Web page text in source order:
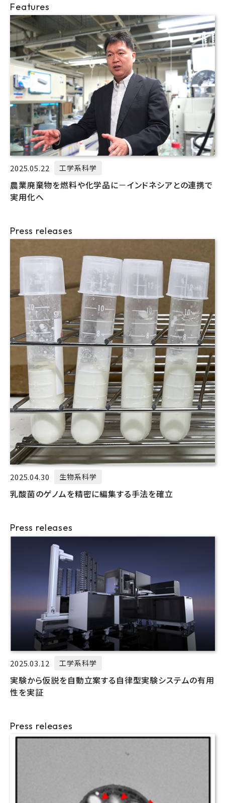
Features
2025.05.22 工学系科学
農業廃棄物を燃料や化学品に－インドネシアとの連携で
実用化へ
Press releases
2025.04.30 生物系科学
乳酸菌のゲノムを精密に編集する手法を確立
Press releases
2025.03.12 工学系科学
実験から仮説を自動立案する自律型実験システムの有用
性を実証
Press releases